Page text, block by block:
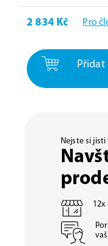
2 834 Kč Pro
Přidat
Nejste si jisti
12x